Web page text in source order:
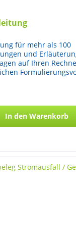
für mehr als 100
und
auf Ihren
In den Warenkorb